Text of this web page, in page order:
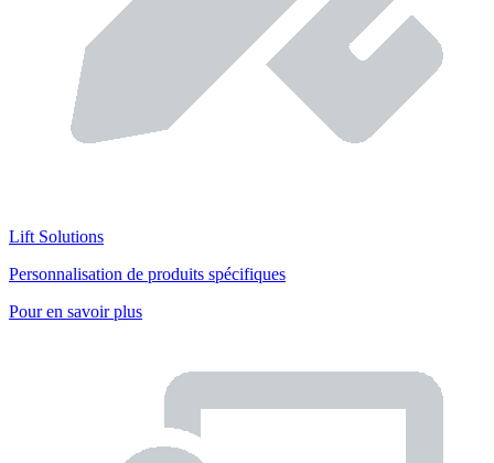
Lift Solutions
Personnalisation de produits spécifiques
Pour en savoir plus